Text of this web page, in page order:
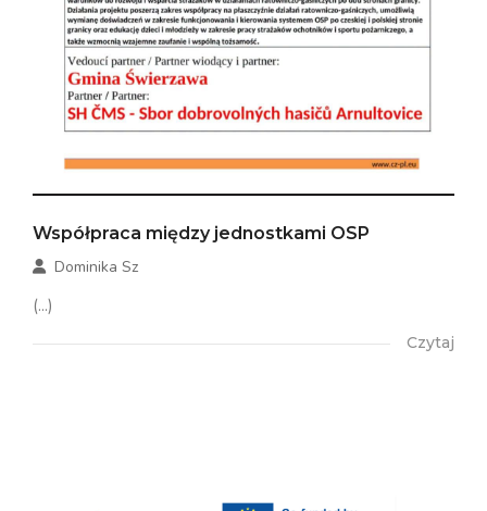
Współpraca między jednostkami OSP
Dominika Sz
(...)
Czytaj